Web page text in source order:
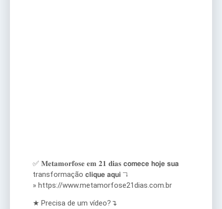
✅ 𝐌𝐞𝐭𝐚𝐦𝐨𝐫𝐟𝐨𝐬𝐞 𝐞𝐦 𝟐𝟏 𝐝𝐢𝐚𝐬 𝗰𝗼𝗺𝗲𝗰𝗲 𝗵𝗼𝗷𝗲 𝘀𝘂𝗮
transformação 𝗰𝗹𝗶𝗾𝘂𝗲 𝗮𝗾𝘂𝗶 ↴
» https://www.metamorfose21dias.com.br
★ Precisa de um vídeo?↴